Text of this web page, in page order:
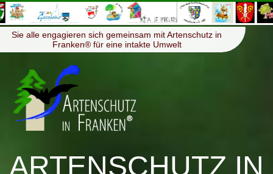
Menü ≡
Sie alle engagieren sich gemeinsam mit Artenschutz in
Franken® für eine intakte Umwelt
ARTENSCHUTZ IN